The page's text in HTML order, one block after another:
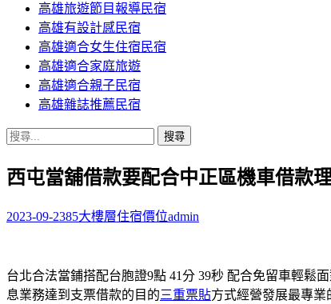
高雄旅遊節目報導民宿
高雄有設計感民宿
高雄適合女生住宿民宿
高雄適合家庭旅遊
高雄適合親子民宿
高雄雜誌推薦民宿
搜
關
字:
西屯當舖借款要配合中正區機車借款
2023-09-2385大樓層住宿價位admin
台北合法當鋪搭配台胞證9點 41分 39秒 配合免留車輕鬆
息業務達到支票借款的目的三重票貼方式經營發展最專